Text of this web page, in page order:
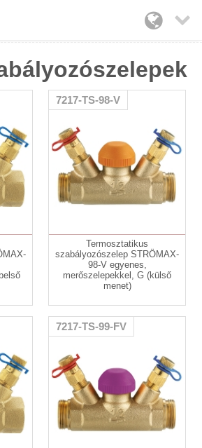

7217-TS-98-V
Termosztatikus
szabályozószelep STRÖMAX-
98-V egyenes,
merőszelepekkel, G (külső
menet)
7217-TS-99-FV